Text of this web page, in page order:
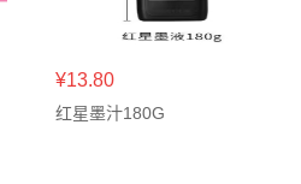
¥13.80
红星墨汁180G